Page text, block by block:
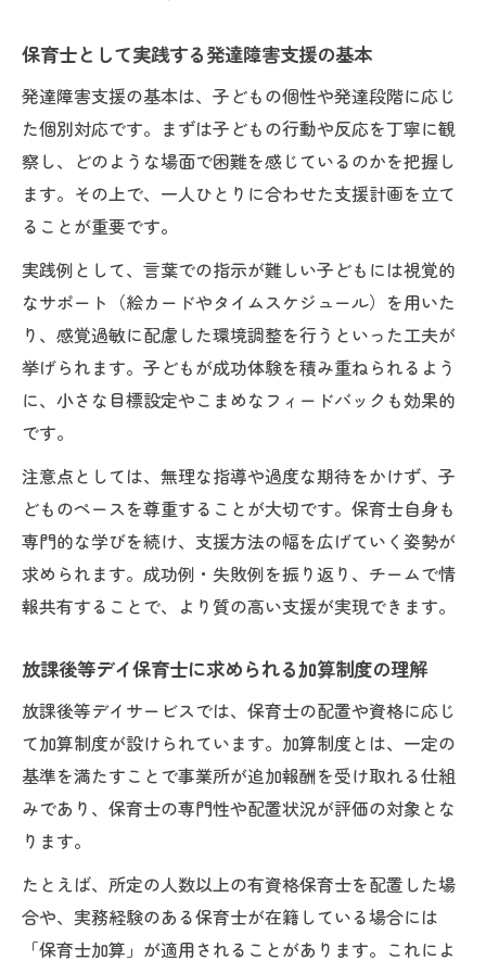
保育士として実践する発達障害支援の基本
発達障害支援の基本は、子どもの個性や発達段階に応じ
た個別対応です。まずは子どもの行動や反応を丁寧に観
察し、どのような場面で困難を感じているのかを把握し
ます。その上で、一人ひとりに合わせた支援計画を立て
ることが重要です。
実践例として、言葉での指示が難しい子どもには視覚的
なサポート（絵カードやタイムスケジュール）を用いた
り、感覚過敏に配慮した環境調整を行うといった工夫が
挙げられます。子どもが成功体験を積み重ねられるよう
に、小さな目標設定やこまめなフィードバックも効果的
です。
注意点としては、無理な指導や過度な期待をかけず、子
どものペースを尊重することが大切です。保育士自身も
専門的な学びを続け、支援方法の幅を広げていく姿勢が
求められます。成功例・失敗例を振り返り、チームで情
報共有することで、より質の高い支援が実現できます。
放課後等デイ保育士に求められる加算制度の理解
放課後等デイサービスでは、保育士の配置や資格に応じ
て加算制度が設けられています。加算制度とは、一定の
基準を満たすことで事業所が追加報酬を受け取れる仕組
みであり、保育士の専門性や配置状況が評価の対象とな
ります。
たとえば、所定の人数以上の有資格保育士を配置した場
合や、実務経験のある保育士が在籍している場合には
「保育士加算」が適用されることがあります。これによ